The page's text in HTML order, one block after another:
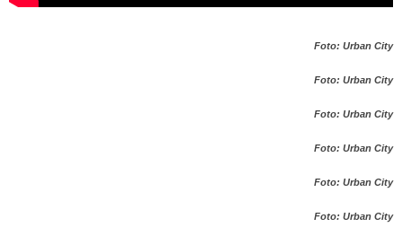
Foto: Urban City
Foto: Urban City
Foto: Urban City
Foto: Urban City
Foto: Urban City
Foto: Urban City